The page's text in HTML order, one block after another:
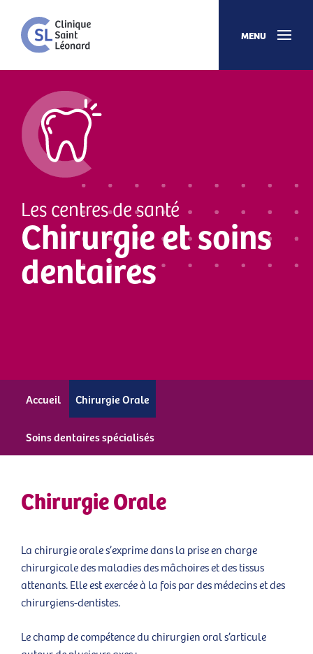
MENU
Les centres de santé
Chirurgie et soins
dentaires
Accueil Chirurgie Orale
Soins dentaires spécialisés
Chirurgie Orale
La chirurgie orale s’exprime dans la prise en charge
chirurgicale des maladies des mâchoires et des tissus
attenants. Elle est exercée à la fois par des médecins et des
chirurgiens-dentistes.
Le champ de compétence du chirurgien oral s’articule